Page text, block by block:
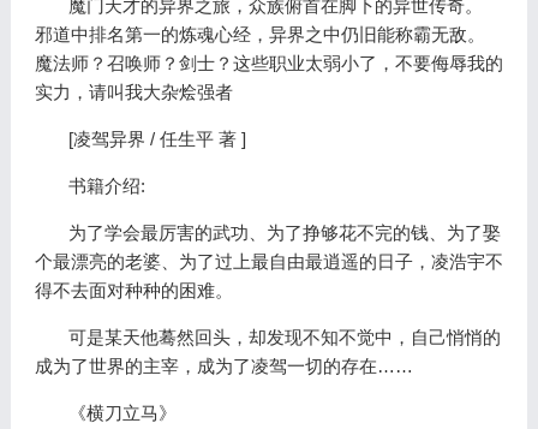
魔门天才的异界之旅，众族俯首在脚下的异世传奇。
邪道中排名第一的炼魂心经，异界之中仍旧能称霸无敌。
魔法师？召唤师？剑士？这些职业太弱小了，不要侮辱我的
实力，请叫我大杂烩强者
[凌驾异界 / 任生平 著 ]
书籍介绍:
为了学会最厉害的武功、为了挣够花不完的钱、为了娶
个最漂亮的老婆、为了过上最自由最逍遥的日子，凌浩宇不
得不去面对种种的困难。
可是某天他蓦然回头，却发现不知不觉中，自己悄悄的
成为了世界的主宰，成为了凌驾一切的存在……
《横刀立马》